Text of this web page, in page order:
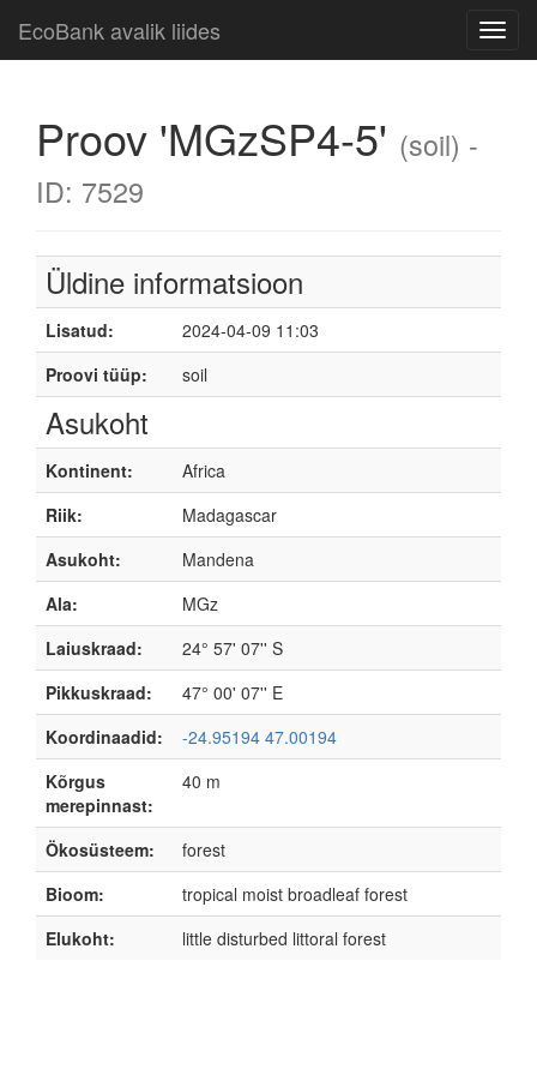
EcoBank avalik liides
Proov 'MGzSP4-5' (soil) -
ID: 7529
Üldine informatsioon
Lisatud:
2024-04-09 11:03
Proovi tüüp:
soil
Asukoht
Kontinent:
Africa
Riik:
Madagascar
Asukoht:
Mandena
Ala:
MGz
Laiuskraad:
24° 57' 07'' S
Pikkuskraad:
47° 00' 07'' E
Koordinaadid:
-24.95194 47.00194
Kõrgus
merepinnast:
40 m
Ökosüsteem:
forest
Bioom:
tropical moist broadleaf forest
Elukoht:
little disturbed littoral forest